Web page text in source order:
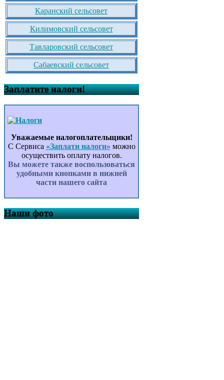
Каранский сельсовет
Килимовский сельсовет
Тавларовский сельсовет
Сабаевский сельсовет
Заплатите налоги!
Уважаемые налогоплательщики!
С Сервиса «Заплати налоги» можно
осуществить оплату налогов.
Вы можете также воспользоваться
удобными кнопками в нижней
части нашего сайта
Наши фото